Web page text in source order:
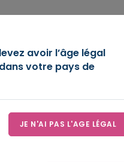
avoir l’âge légal
votre pays de
JE N'AI PAS L'AGE LÉGAL